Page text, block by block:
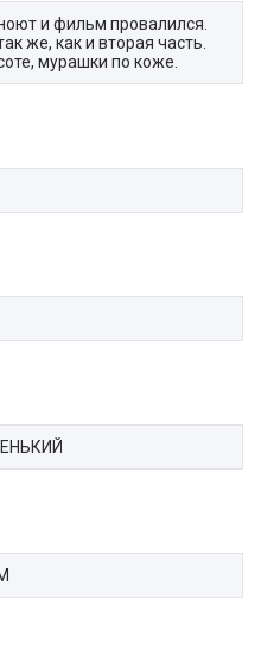
и фильм провалился.
же, как и вторая часть.
мурашки по коже.